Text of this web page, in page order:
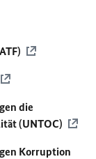
die
(UNTOC)
Korruption